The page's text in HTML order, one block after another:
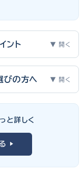
ント ▼ 開く
の舞台は、お子様にと
から、衣装選びで大切
にきちんと合ったサ
く着せたい」という
びの方へ ▼ 開く
唱・アンサンブル向
詳しくは
と詳しく
▶